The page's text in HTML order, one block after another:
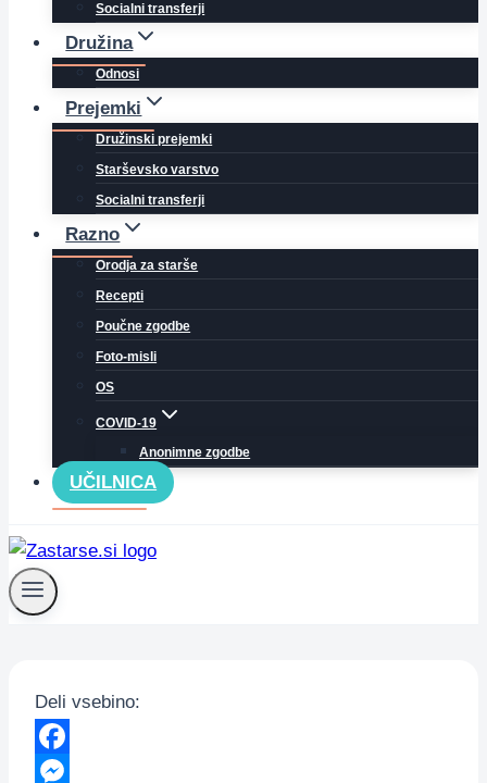
Socialni transferji
Družina
Odnosi
Prejemki
Družinski prejemki
Starševsko varstvo
Socialni transferji
Razno
Orodja za starše
Recepti
Poučne zgodbe
Foto-misli
OS
COVID-19
Anonimne zgodbe
UČILNICA
Deli vsebino:
Facebook